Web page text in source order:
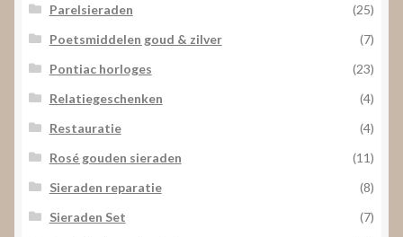
Parelsieraden
(25)
Poetsmiddelen goud & zilver
(7)
Pontiac horloges
(23)
Relatiegeschenken
(4)
Restauratie
(4)
Rosé gouden sieraden
(11)
Sieraden reparatie
(8)
Sieraden Set
(7)